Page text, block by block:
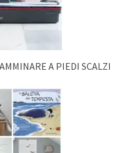
A PIEDI SCALZI